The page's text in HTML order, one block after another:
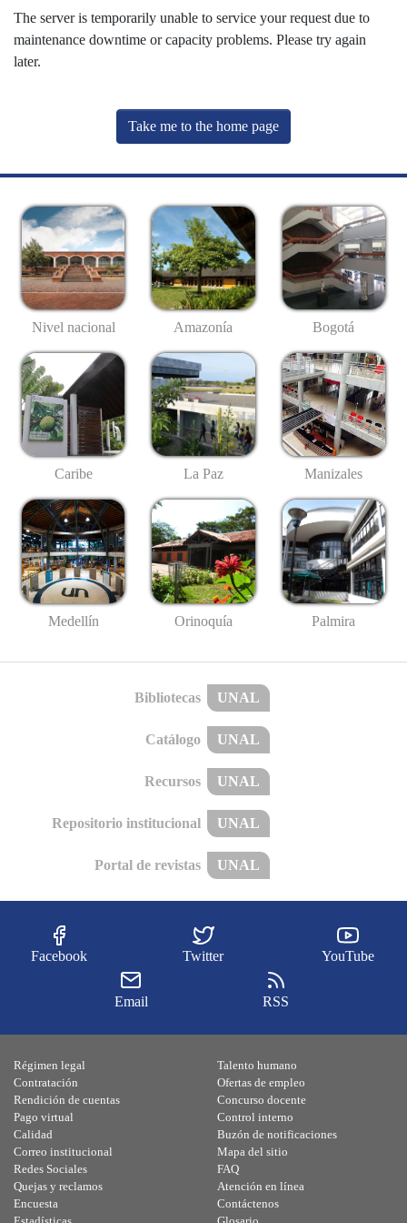
The server is temporarily unable to service your request due to
maintenance downtime or capacity problems. Please try again
later.
Take me to the home page
Nivel nacional Amazonía Bogotá
Caribe La Paz Manizales
Medellín Orinoquía Palmira
Bibliotecas UNAL
Catálogo UNAL
Recursos UNAL
Repositorio institucional UNAL
Portal de revistas UNAL
Facebook Twitter YouTube
Email RSS
Régimen legal
Contratación
Rendición de cuentas
Pago virtual
Calidad
Talento humano
Ofertas de empleo
Concurso docente
Control interno
Buzón de notificaciones
Correo institucional
Redes Sociales
Quejas y reclamos
Encuesta
Mapa del sitio
FAQ
Atención en línea
Contáctenos